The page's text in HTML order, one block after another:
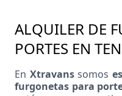
ALQUILER DE
PORTES EN
En Xtravanssomos
furgonetas para